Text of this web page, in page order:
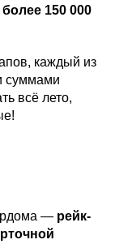
более 150 000
каждый из
суммами
всё лето,
— рейк-